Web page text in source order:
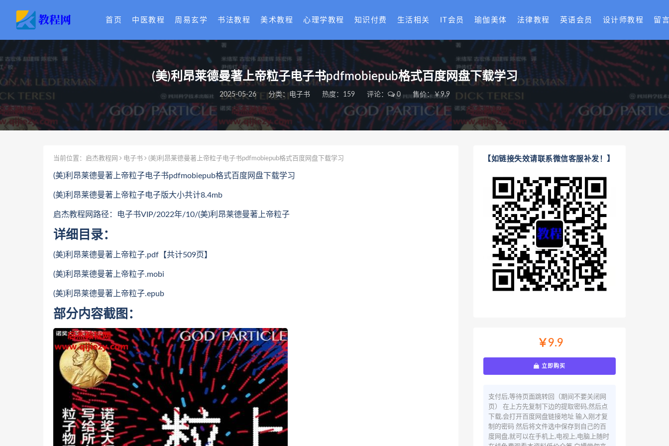
首页 中医教程 周易玄学 书法教程 美术教程 心理学教程 知识付费 生活相关 IT会员 瑜伽美体 法律教程 英语会员 设计师教程 留
(美)利昂莱德曼著上帝粒子电子书pdfmobiepub格式百度网盘下载学习
2025-05-26 分类： 电子书 热度：159 评论： 0 售价：￥9.9
当前位置： 启杰教程网 电子书 (美)利昂莱德曼著上帝粒子电子书pdfmobiepub格式百度网盘下载学习
(美)利昂莱德曼著上帝粒子电子书pdfmobiepub格式百度网盘下载学习
(美)利昂莱德曼著上帝粒子电子版大小共计8.4mb
启杰教程网路径：电子书VIP/2022年/10/(美)利昂莱德曼著上帝粒子
详细目录：
(美)利昂莱德曼著上帝粒子.pdf【共计509页】
(美)利昂莱德曼著上帝粒子.mobi
(美)利昂莱德曼著上帝粒子.epub
部分内容截图：
【如链接失效请联系微信客服补发！】
￥9.9
立即购买
支付后,等待页面跳转回（期间不要关闭网
页） 在上方先复制下边的提取密码,然后点
下载,会打开百度网盘链接地址 输入刚才复
制的密码 然后将文件选中保存到自己的百
度网盘,就可以在手机上,电视上,电脑上随时